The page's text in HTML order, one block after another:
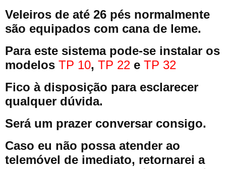
Veleiros de até 26 pés normalmente
são equipados com cana de leme.
Para este sistema pode-se instalar os
modelos TP 10, TP 22 e TP 32
Fico à disposição para esclarecer
qualquer dúvida.
Será um prazer conversar consigo.
Caso eu não possa atender ao
telemóvel de imediato, retornarei a